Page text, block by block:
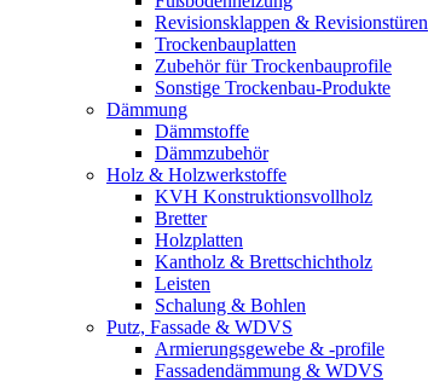
Revisionsklappen & Revisionstüren
Trockenbauplatten
Zubehör für Trockenbauprofile
Sonstige Trockenbau-Produkte
Dämmung
Dämmstoffe
Dämmzubehör
Holz & Holzwerkstoffe
KVH Konstruktionsvollholz
Bretter
Holzplatten
Kantholz & Brettschichtholz
Leisten
Schalung & Bohlen
Putz, Fassade & WDVS
Armierungsgewebe & -profile
Fassadendämmung & WDVS